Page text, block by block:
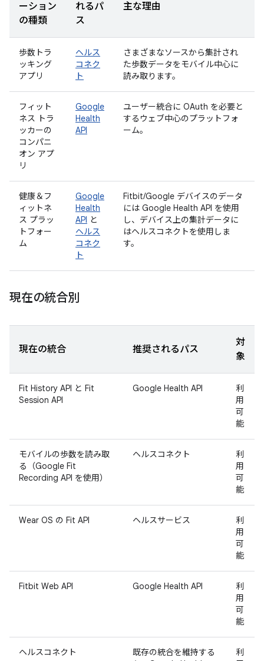
ーション
の種類
れるパ
ス
主な理由
歩数トラ
ッキング
アプリ
ヘルス
コネク
ト
さまざまなソースから集計され
た歩数データをモバイル中心に
読み取ります。
フィット
ネス トラ
ッカーの
コンパニ
オン アプ
リ
Google
Health
API
ユーザー統合に OAuth を必要と
するウェブ中心のプラットフォ
ーム。
健康＆フ
ィットネ
ス プラッ
トフォー
ム
Google
Health
API と
ヘルス
コネク
ト
Fitbit/Google デバイスのデータ
には Google Health API を使用
し、デバイス上の集計データに
はヘルスコネクトを使用しま
す。
現在の統合別
現在の統合 推奨されるパス
対
象
Fit History API と Fit
Session API
Google Health API
利
用
可
能
モバイルの歩数を読み取
る（Google Fit
Recording API を使用）
ヘルスコネクト
利
用
可
能
Wear OS の Fit API ヘルスサービス
利
用
可
能
Fitbit Web API Google Health API
利
用
可
能
ヘルスコネクト
既存の統合を維持する
利